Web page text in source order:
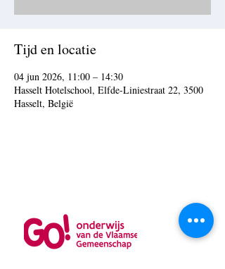
Tijd en locatie
04 jun 2026, 11:00 – 14:30
Hasselt Hotelschool, Elfde-Liniestraat 22, 3500
Hasselt, België